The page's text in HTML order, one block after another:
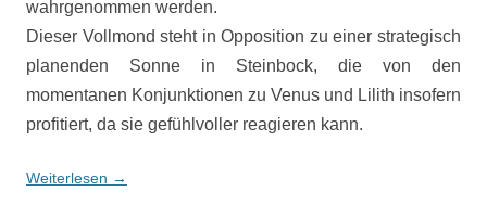
wahrgenommen werden.
Dieser Vollmond steht in Opposition zu einer strategisch
planenden Sonne in Steinbock, die von den
momentanen Konjunktionen zu Venus und Lilith insofern
profitiert, da sie gefühlvoller reagieren kann.
Weiterlesen →